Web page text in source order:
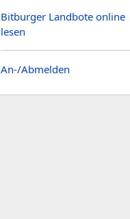
Bitburger Landbote online
lesen
An-/Abmelden